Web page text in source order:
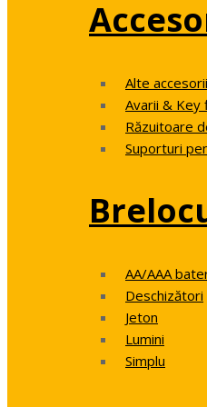
Alte accesorii
Avarii & Key
Răzuitoare
Suporturi
AA/AAA
Deschizători
Jeton
Lumini
Simplu